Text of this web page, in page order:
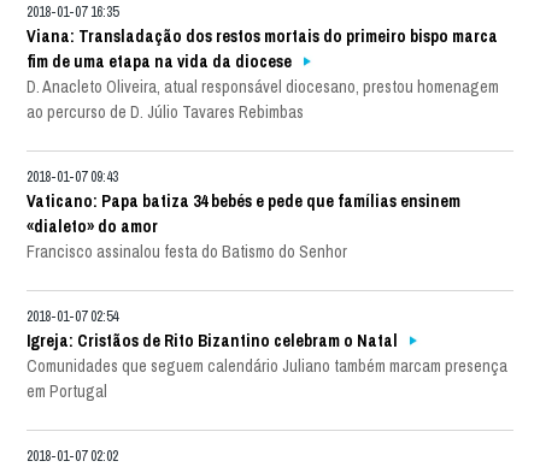
2018-01-07 16:35
Viana: Transladação dos restos mortais do primeiro bispo marca
fim de uma etapa na vida da diocese
D. Anacleto Oliveira, atual responsável diocesano, prestou homenagem
ao percurso de D. Júlio Tavares Rebimbas
2018-01-07 09:43
Vaticano: Papa batiza 34 bebés e pede que famílias ensinem
«dialeto» do amor
Francisco assinalou festa do Batismo do Senhor
2018-01-07 02:54
Igreja: Cristãos de Rito Bizantino celebram o Natal
Comunidades que seguem calendário Juliano também marcam presença
em Portugal
2018-01-07 02:02